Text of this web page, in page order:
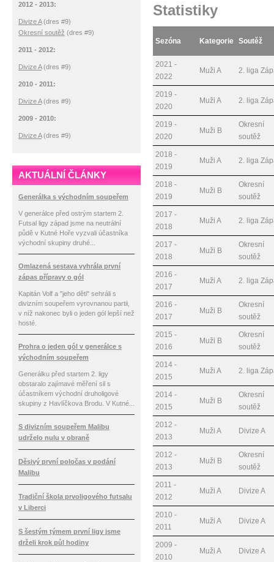
Statistiky
Sezóna Kategorie Soutěž
2021 -
2022
Muži A 2. liga
2019 -
2020
Muži A 2. liga
2019 -
2020
Muži B
Okresní
soutěž
2018 -
2019
Muži A 2. liga
2018 -
2019
Muži B
Okresní
soutěž
2017 -
2018
Muži A 2. liga
2017 -
2018
Muži B
Okresní
soutěž
2016 -
2017
Muži A 2. liga
2016 -
2017
Muži B
Okresní
soutěž
2015 -
2016
Muži B
Okresní
soutěž
2014 -
2015
Muži A 2. liga
2014 -
2015
Muži B
Okresní
soutěž
2012 -
2013
Muži A Divize A
2012 -
2013
Muži B
Okresní
soutěž
2011 -
2012
Muži A Divize A
2010 -
2011
Muži A Divize A
2009 -
2010
Muži A Divize A
2012 - 2013:
Divize A(dres #9)
Okresní soutěž (dres #9)
2011 - 2012:
Divize A(dres #9)
2010 - 2011:
Divize A(dres #9)
2009 - 2010:
Divize A(dres #9)
AKTUÁLNÍ ČLÁNKY
Generálka s východním soupeřem
V generálce před ostrým startem 2.
Futsal ligy západ jsme na neutrální
půdě v Kutné Hoře vyzvali účastníka
východní skupiny druhé...
Omlazená sestava vyhrála první
zápas přípravy o gól
Kapitán Volf a "jeho děti" sehráli s
divizním soupeřem vyrovnanou partii,
v níž nakonec byli o jeden gól lepší než
hosté.
Prohra o jeden gól v generálce s
východním soupeřem
Generálku před startem 2. ligy
obstaralo zajímavé měření sil s
účastníkem východní druholigové
skupiny z Havlíčkova Brodu. V Kutné...
S divizním soupeřem Malibu
udrželo nulu v obraně
Děsivý první poločas v podání
Malibu
Tradiční škola prvoligového futsalu
v Liberci
S šestým týmem první ligy jsme
drželi krok půl hodiny